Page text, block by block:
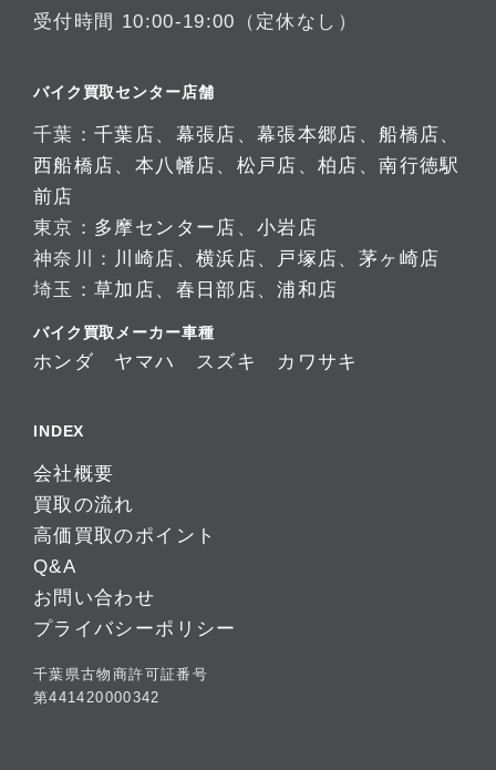
受付時間 10:00-19:00（定休なし）
バイク買取センター店舗
千葉：千葉店 、 幕張店 、幕張本郷店 、船橋店 、
西船橋店 、 本八幡店 、 松戸店 、柏店 、南行徳駅
前店
東京： 多摩センター店 、 小岩店
神奈川： 川崎店 、 横浜店 、 戸塚店 、 茅ヶ崎店
埼玉：草加店 、 春日部店 、浦和店
バイク買取メーカー車種
ホンダ ヤマハ スズキ カワサキ
INDEX
会社概要
買取の流れ
高価買取のポイント
Q&A
お問い合わせ
プライバシーポリシー
千葉県古物商許可証番号
第441420000342